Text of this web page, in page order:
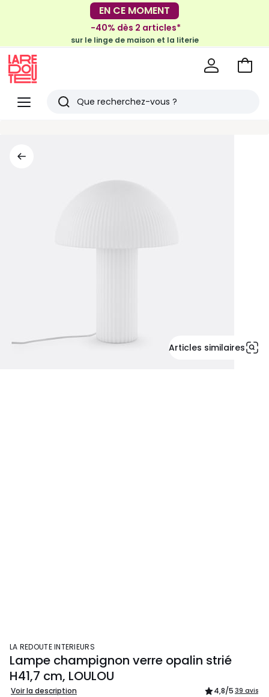
-30€ tous les 100€*
sur le meuble & la déco
EN CE MOMENT
-40% dès 2 articles*
sur le linge de maison et la literie
Menu
Redoute
Rechercher
Voir
Articles similaires
LA REDOUTE INTERIEURS
Lampe champignon verre opalin strié
H41,7 cm, LOULOU
Voir la description 4,8/5 39 avis